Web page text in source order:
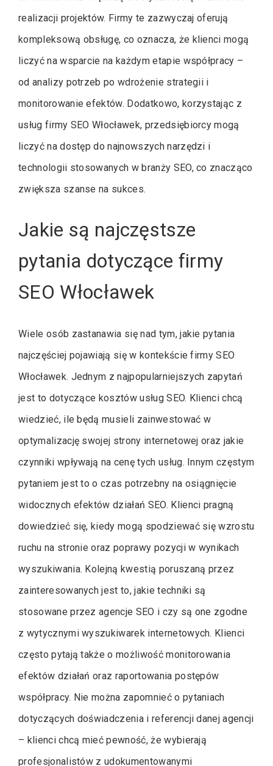
realizacji projektów. Firmy te zazwyczaj oferują
kompleksową obsługę, co oznacza, że klienci mogą
liczyć na wsparcie na każdym etapie współpracy –
od analizy potrzeb po wdrożenie strategii i
monitorowanie efektów. Dodatkowo, korzystając z
usług firmy SEO Włocławek, przedsiębiorcy mogą
liczyć na dostęp do najnowszych narzędzi i
technologii stosowanych w branży SEO, co znacząco
zwiększa szanse na sukces.
Jakie są najczęstsze
pytania dotyczące firmy
SEO Włocławek
Wiele osób zastanawia się nad tym, jakie pytania
najczęściej pojawiają się w kontekście firmy SEO
Włocławek. Jednym z najpopularniejszych zapytań
jest to dotyczące kosztów usług SEO. Klienci chcą
wiedzieć, ile będą musieli zainwestować w
optymalizację swojej strony internetowej oraz jakie
czynniki wpływają na cenę tych usług. Innym częstym
pytaniem jest to o czas potrzebny na osiągnięcie
widocznych efektów działań SEO. Klienci pragną
dowiedzieć się, kiedy mogą spodziewać się wzrostu
ruchu na stronie oraz poprawy pozycji w wynikach
wyszukiwania. Kolejną kwestią poruszaną przez
zainteresowanych jest to, jakie techniki są
stosowane przez agencje SEO i czy są one zgodne
z wytycznymi wyszukiwarek internetowych. Klienci
często pytają także o możliwość monitorowania
efektów działań oraz raportowania postępów
współpracy. Nie można zapomnieć o pytaniach
dotyczących doświadczenia i referencji danej agencji
– klienci chcą mieć pewność, że wybierają
profesjonalistów z udokumentowanymi